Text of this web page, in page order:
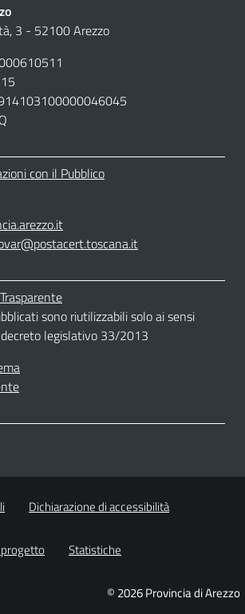
3 - 52100 Arezzo
con il Pubblico
sono riutilizzabili solo ai sensi
legislativo 33/2013
Dichiarazione di accessibilità
Statistiche
© 2026 Provincia di Arezzo